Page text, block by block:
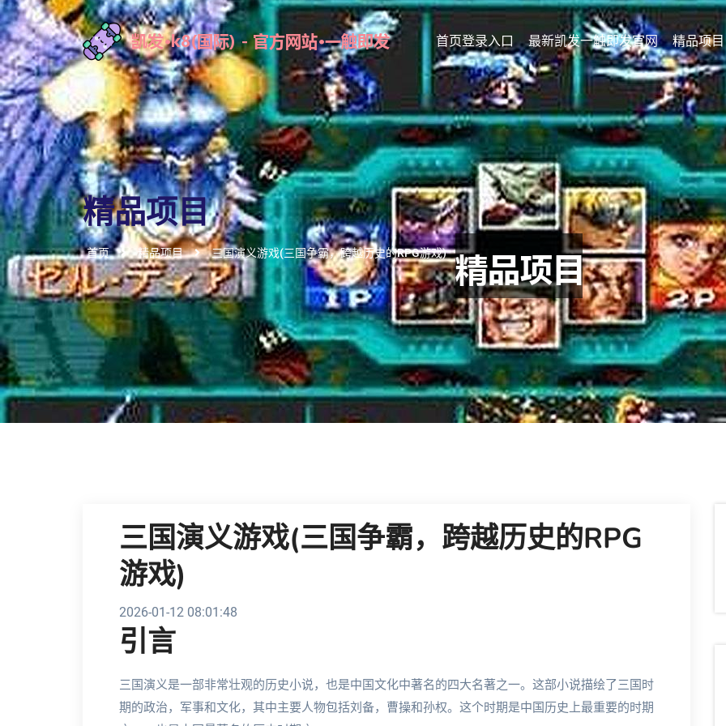
首页登录入口 最新凯发一触即发官网 精品项目
精品项目
首页 精品项目 三国演义游戏(三国争霸，跨越历史的RPG游戏)
三国演义游戏(三国争霸，跨越历史的RPG
游戏)
2026-01-12 08:01:48
引言
三国演义是一部非常壮观的历史小说，也是中国文化中著名的四大名著之一。这部小说描绘了三国时
期的政治，军事和文化，其中主要人物包括刘备，曹操和孙权。这个时期是中国历史上最重要的时期